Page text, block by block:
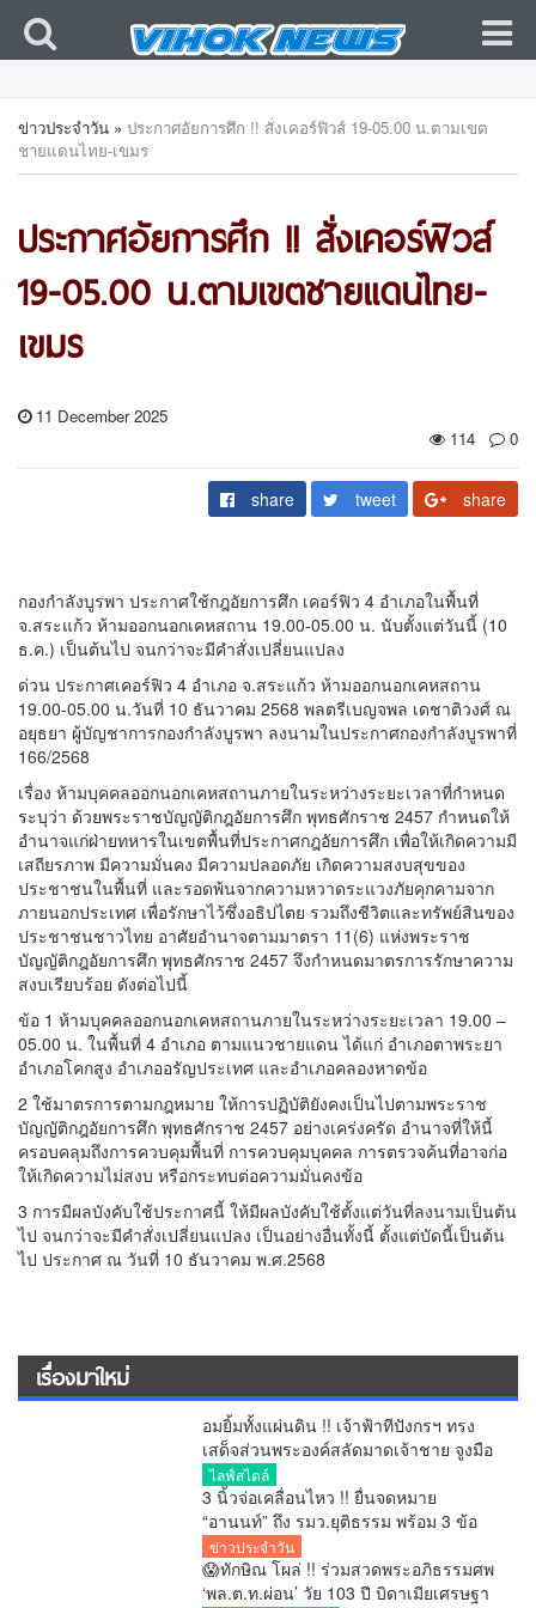
ข่าวประจำวัน » ประกาศอัยการศึก !! สั่งเคอร์ฟิวส์ 19-05.00 น.ตามเขต
ชายแดนไทย-เขมร
ประกาศอัยการศึก !! สั่งเคอร์ฟิวส์
19-05.00 น.ตามเขตชายแดนไทย-
เขมร
11 December 2025
114
0
share tweet share
กองกำลังบูรพา ประกาศใช้กฎอัยการศึก เคอร์ฟิว 4 อำเภอในพื้นที่
จ.สระแก้ว ห้ามออกนอกเคหสถาน 19.00-05.00 น. นับตั้งแต่วันนี้ (10
ธ.ค.) เป็นต้นไป จนกว่าจะมีคำสั่งเปลี่ยนแปลง
ด่วน ประกาศเคอร์ฟิว 4 อำเภอ จ.สระแก้ว ห้ามออกนอกเคหสถาน
19.00-05.00 น.วันที่ 10 ธันวาคม 2568 พลตรีเบญจพล เดชาติวงศ์ ณ
อยุธยา ผู้บัญชาการกองกำลังบูรพา ลงนามในประกาศกองกำลังบูรพาที่
166/2568
เรื่อง ห้ามบุคคลออกนอกเคหสถานภายในระหว่างระยะเวลาที่กำหนด
ระบุว่า ด้วยพระราชบัญญัติกฎอัยการศึก พุทธศักราช 2457 กำหนดให้
อำนาจแก่ฝ่ายทหารในเขตพื้นที่ประกาศกฎอัยการศึก เพื่อให้เกิดความมี
เสถียรภาพ มีความมั่นคง มีความปลอดภัย เกิดความสงบสุขของ
ประชาชนในพื้นที่ และรอดพ้นจากความหวาดระแวงภัยคุกคามจาก
ภายนอกประเทศ เพื่อรักษาไว้ซึ่งอธิปไตย รวมถึงชีวิตและทรัพย์สินของ
ประชาชนชาวไทย อาศัยอำนาจตามมาตรา 11(6) แห่งพระราช
บัญญัติกฎอัยการศึก พุทธศักราช 2457 จึงกำหนดมาตรการรักษาความ
สงบเรียบร้อย ดังต่อไปนี้
ข้อ 1 ห้ามบุคคลออกนอกเคหสถานภายในระหว่างระยะเวลา 19.00 –
05.00 น. ในพื้นที่ 4 อำเภอ ตามแนวชายแดน ได้แก่ อำเภอตาพระยา
อำเภอโคกสูง อำเภออรัญประเทศ และอำเภอคลองหาดข้อ
2 ใช้มาตรการตามกฎหมาย ให้การปฏิบัติยังคงเป็นไปตามพระราช
บัญญัติกฎอัยการศึก พุทธศักราช 2457 อย่างเคร่งครัด อำนาจที่ให้นี้
ครอบคลุมถึงการควบคุมพื้นที่ การควบคุมบุคคล การตรวจค้นที่อาจก่อ
ให้เกิดความไม่สงบ หรือกระทบต่อความมั่นคงข้อ
3 การมีผลบังคับใช้ประกาศนี้ ให้มีผลบังคับใช้ตั้งแต่วันที่ลงนามเป็นต้น
ไป จนกว่าจะมีคำสั่งเปลี่ยนแปลง เป็นอย่างอื่นทั้งนี้ ตั้งแต่บัดนี้เป็นต้น
ไป ประกาศ ณ วันที่ 10 ธันวาคม พ.ศ.2568
เรื่องมาใหม่
อมยิ้มทั้งแผ่นดิน !! เจ้าฟ้าทีปังกรฯ ทรง
เสด็จส่วนพระองค์สลัดมาดเจ้าชาย จูงมือ
พระสหายสนิทชาวญี่ปุ่นเปิดตัวหวานชื่น
กลางกรุง ประกาศชัดเจน “ผมกำลังจีบอยู่”
ไลฟ์สไตล์
3 นิ้วจ่อเคลื่อนไหว !! ยื่นจดหมาย
“อานนท์” ถึง รมว.ยุติธรรม พร้อม 3 ข้อ
เรียกร้อง ระงับแยกขังนักโทษคดี ม.112
หลังกรมคุกแจงแค่ลดการแออัด
ข่าวประจำวัน
😱ทักษิณ โผล่ !! ร่วมสวดพระอภิธรรมศพ
‘พล.ต.ท.ผ่อน’ วัย 103 ปี บิดาเมียเศรษฐา